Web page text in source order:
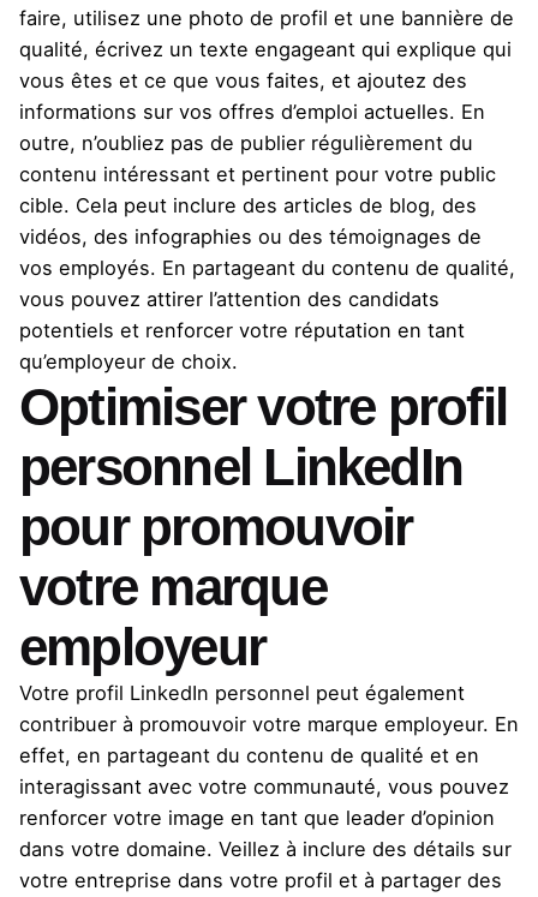
faire, utilisez une photo de profil et une bannière de
qualité, écrivez un texte engageant qui explique qui
vous êtes et ce que vous faites, et ajoutez des
informations sur vos offres d’emploi actuelles. En
outre, n’oubliez pas de publier régulièrement du
contenu intéressant et pertinent pour votre public
cible. Cela peut inclure des articles de blog, des
vidéos, des infographies ou des témoignages de
vos employés. En partageant du contenu de qualité,
vous pouvez attirer l’attention des candidats
potentiels et renforcer votre réputation en tant
qu’employeur de choix.
Optimiser votre profil
personnel LinkedIn
pour promouvoir
votre marque
employeur
Votre profil LinkedIn personnel peut également
contribuer à promouvoir votre marque employeur. En
effet, en partageant du contenu de qualité et en
interagissant avec votre communauté, vous pouvez
renforcer votre image en tant que leader d’opinion
dans votre domaine. Veillez à inclure des détails sur
votre entreprise dans votre profil et à partager des